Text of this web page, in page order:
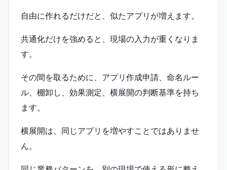
自由に作れるだけだと、似たアプリが増えます。
共通化だけを強めると、現場の入力が重くなりま
す。
その間を取るために、アプリ作成申請、命名ルー
ル、棚卸し、効果測定、横展開の判断基準を持ち
ます。
横展開は、同じアプリを増やすことではありませ
ん。